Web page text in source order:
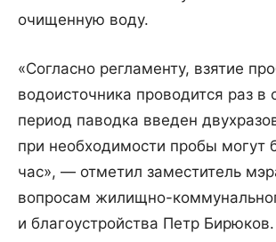
очищенную воду.
«Согласно регламенту, взятие
водоисточника проводится раз в
период паводка введен
при необходимости пробы могут
час», — отметил заместитель
вопросам жилищно-
и благоустройства Петр Бирюков.